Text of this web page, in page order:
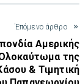
Έπόμενο άρθρο
Αμερικής
της
& Τιμητική